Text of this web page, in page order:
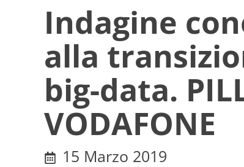
Indagine
alla
big-data.
VODAFONE
15 Marzo 2019